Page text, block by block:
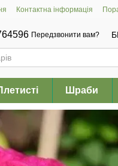
Контактна інформація
Передзвонити вам?
Шраби